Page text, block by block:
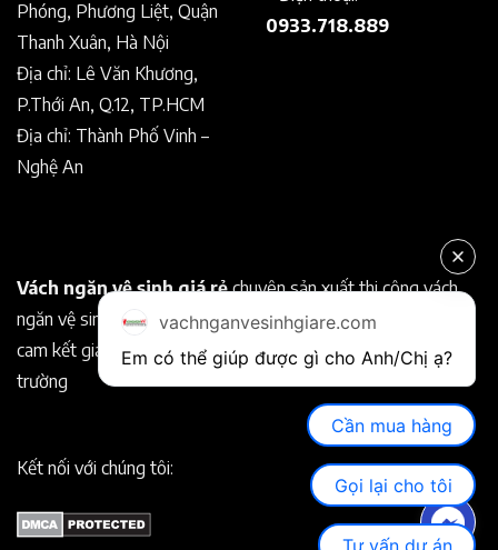
Phóng, Phương Liệt, Quận
Thanh Xuân, Hà Nội
Địa chỉ: Lê Văn Khương,
P.Thới An, Q.12, TP.HCM
Địa chỉ: Thành Phố Vinh –
Nghệ An
0933.718.889
Vách ngăn vệ sinh giá rẻchuyên sản xuất thi công vách
ngăn vệ sinh Compact chất lượng tốt. Chuyên nghiệp, uy tín
cam kết giá rẻ hơn so với các nhà cung cấp khác trên thị
trường
Kết nối với chúng tôi:
vachnganvesinhgiare.com
Cần mua hàng
Gọi lại cho tôi
Tư vấn dự án